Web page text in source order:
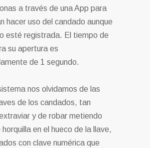
a través de una App para
hacer uso del candado aunque
esté registrada. El tiempo de
su apertura es
de 1 segundo.
nos olvidamos de las
de los candados, tan
y de robar metiendo
horquilla en el hueco de la llave,
con clave numérica que